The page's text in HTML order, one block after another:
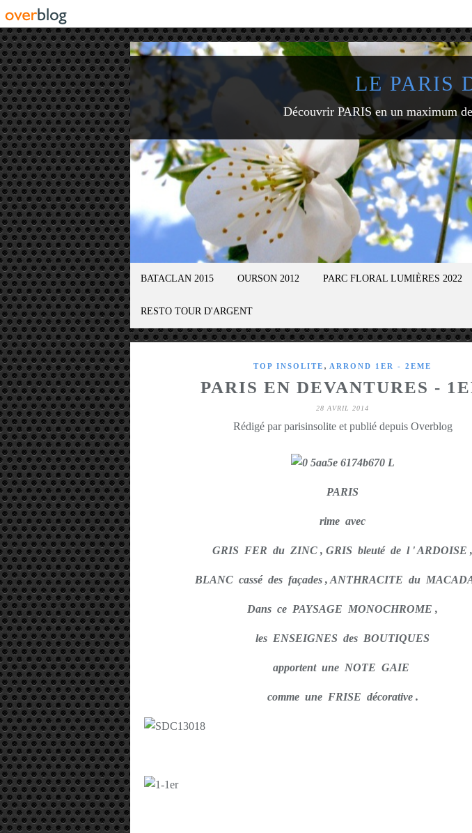
LE PARIS
Découvrir PARIS en un maximum
BATACLAN 2015 OURSON 2012 PARC FLORAL LUMIÈRES 2022
RESTO TOUR D'ARGENT
TOP INSOLITE , ARROND 1ER - 2EME
PARIS EN DEVANTURES -
28 AVRIL 2014
Rédigé par parisinsolite et publié depuis Overblog
PARIS
rime avec
GRIS FER du ZINC , GRIS bleuté de l ' ARDOISE ,
BLANC cassé des façades , ANTHRACITE du
Dans ce PAYSAGE MONOCHROME ,
les ENSEIGNES des BOUTIQUES
apportent une NOTE GAIE
comme une FRISE décorative .